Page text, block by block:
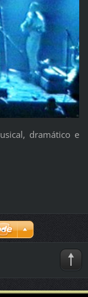
dramático e